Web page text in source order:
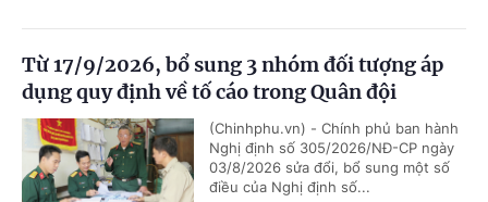
Từ 17/9/2026, bổ sung 3 nhóm đối tượng áp
dụng quy định về tố cáo trong Quân đội
(Chinhphu.vn) - Chính phủ ban hành
Nghị định số 305/2026/NĐ-CP ngày
03/8/2026 sửa đổi, bổ sung một số
điều của Nghị định số...